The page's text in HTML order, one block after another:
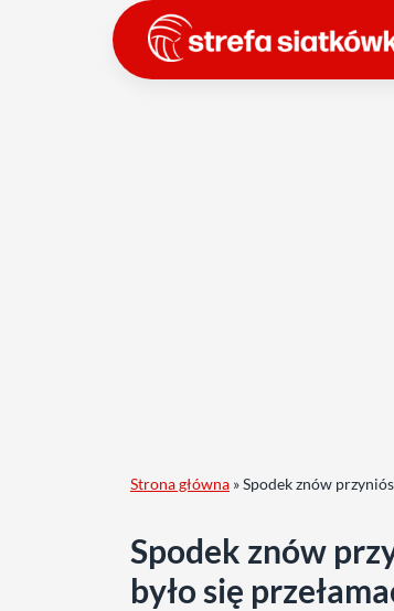
Strona główna »Spodek znów
Spodek znów
było się